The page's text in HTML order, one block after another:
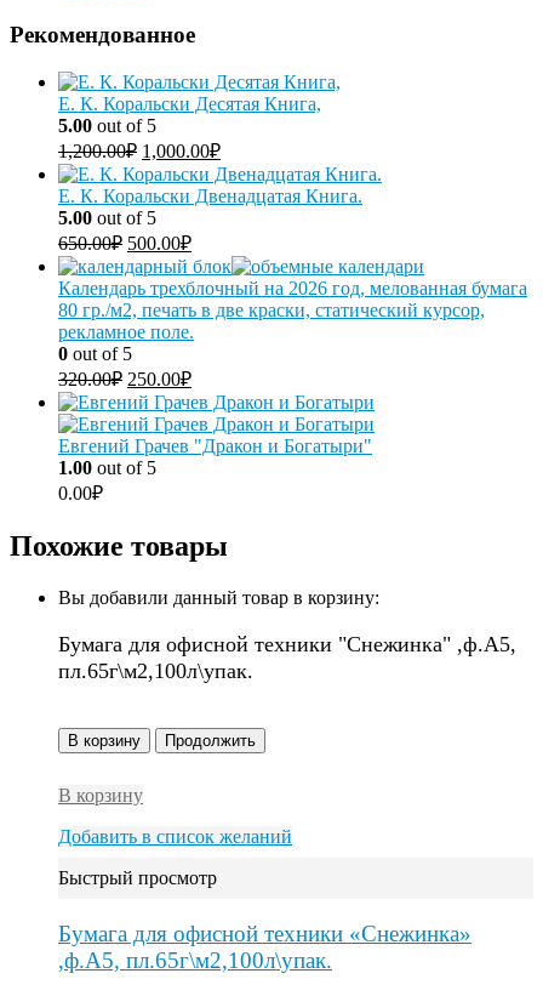
Рекомендованное
Е. К. Коральски Десятая Книга,
5.00 out of 5
1,200.00₽ 1,000.00₽
Е. К. Коральски Двенадцатая Книга.
5.00 out of 5
650.00₽ 500.00₽
Календарь трехблочный на 2026 год, мелованная бумага
80 гр./м2, печать в две краски, статический курсор,
рекламное поле.
0 out of 5
320.00₽ 250.00₽
Евгений Грачев "Дракон и Богатыри"
1.00 out of 5
0.00₽
Похожие товары
Вы добавили данный товар в корзину:
Бумага для офисной техники "Снежинка" ,ф.А5,
пл.65г\м2,100л\упак.
В корзину Продолжить
В корзину
Добавить в список желаний
Быстрый просмотр
Бумага для офисной техники «Снежинка»
,ф.А5, пл.65г\м2,100л\упак.